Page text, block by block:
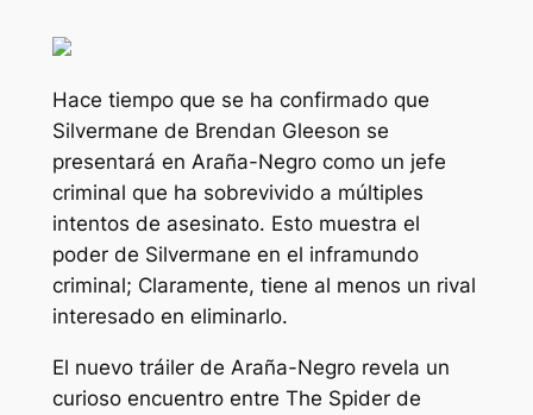
Hace tiempo que se ha confirmado que
Silvermane de Brendan Gleeson se
presentará en Araña-Negrocomo un jefe
criminal que ha sobrevivido a múltiples
intentos de asesinato. Esto muestra el
poder de Silvermane en el inframundo
criminal; Claramente, tiene al menos un rival
interesado en eliminarlo.
El nuevo tráiler de Araña-Negro revela un
curioso encuentro entre The Spider de